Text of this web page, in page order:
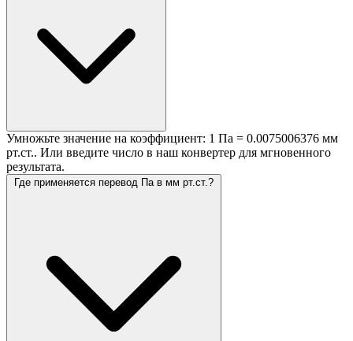
Умножьте значение на коэффициент: 1 Па = 0.0075006376 мм
рт.ст.. Или введите число в наш конвертер для мгновенного
результата.
Где применяется перевод Па в мм рт.ст.?